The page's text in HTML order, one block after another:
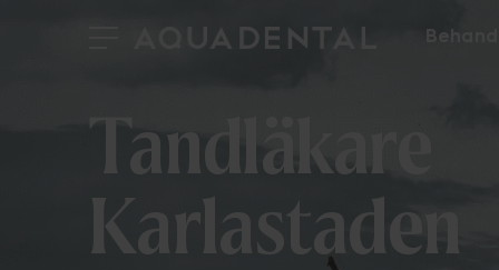
Tandläkare
Karlastaden